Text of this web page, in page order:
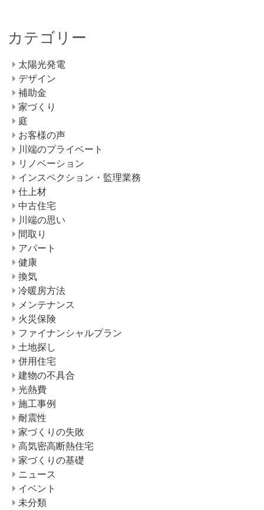
カテゴリー
太陽光発電
デザイン
補助金
家づくり
庭
お客様の声
川端のプライベート
リノベーション
インスペクション・監理業務
仕上材
中古住宅
川端の思い
間取り
アパート
健康
換気
冷暖房方法
メンテナンス
火災保険
ファイナンシャルプラン
土地探し
併用住宅
建物の不具合
光熱費
施工事例
耐震性
家づくりの失敗
高気密高断熱住宅
家づくりの基礎
ニュース
イベント
未分類